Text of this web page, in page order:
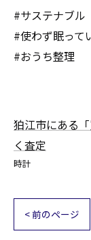
#サステナブル
#使わず眠って
#おうち整理
狛江市にある
く査定
時計
< 前のページ